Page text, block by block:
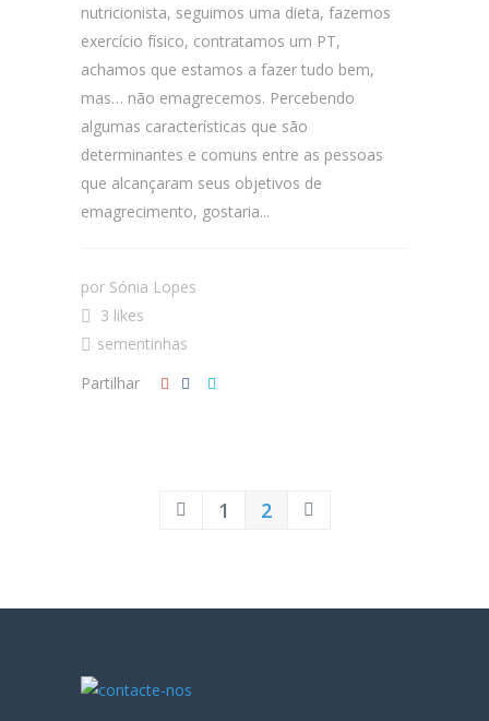
nutricionista, seguimos uma dieta, fazemos
exercício físico, contratamos um PT,
achamos que estamos a fazer tudo bem,
mas… não emagrecemos. Percebendo
algumas características que são
determinantes e comuns entre as pessoas
que alcançaram seus objetivos de
emagrecimento, gostaria...
por Sónia Lopes
3 likes
sementinhas
Partilhar
1 2